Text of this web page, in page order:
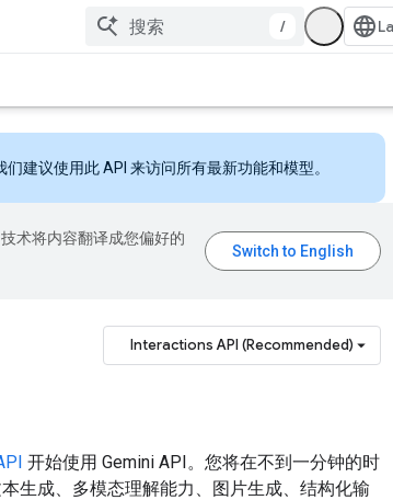
/
建议使用此 API 来访问所有最新功能和模型。
术将内容翻译成您偏好的
Interactions API (Recommended)
开始使用 Gemini API。您将在不到一分钟的时
生成、多模态理解能力、图片生成、结构化输